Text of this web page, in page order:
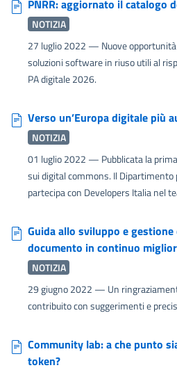
PNRR: aggiornato il catalogo
NOTIZIA
27 luglio 2022 — Nuove
soluzioni software in riuso utili al
PA digitale 2026.
Verso un’Europa digitale più
NOTIZIA
01 luglio 2022 — Pubblicata la
sui digital commons. Il
partecipa con Developers Italia nel
Guida allo sviluppo e
documento in continuo
NOTIZIA
29 giugno 2022 — Un
contribuito con suggerimenti e
Community lab: a che punto
token?